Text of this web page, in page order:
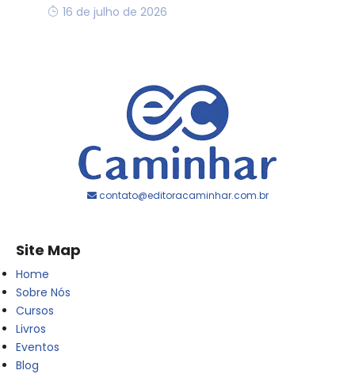
16 de julho de 2026
contato@editoracaminhar.com.br
Site Map
Home
Sobre Nós
Cursos
Livros
Eventos
Blog